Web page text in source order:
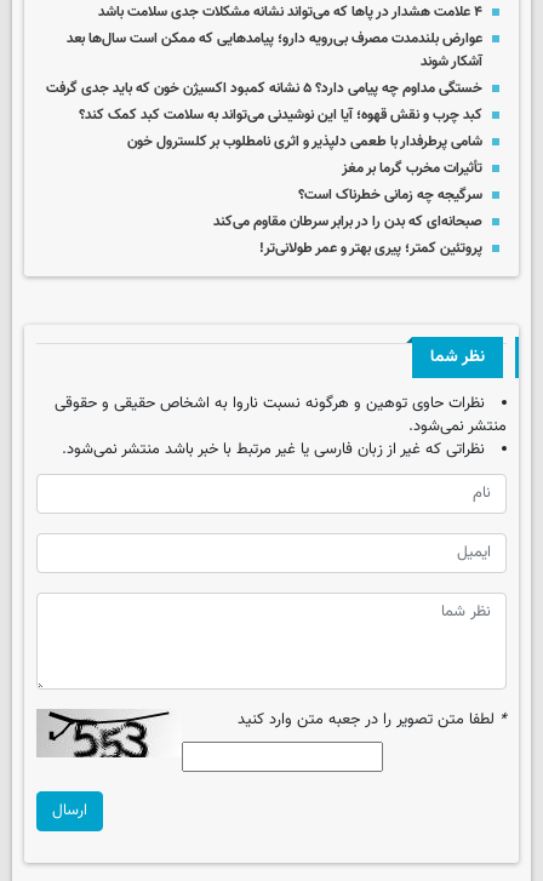
۴ علامت هشدار در پاها که می‌تواند نشانه مشکلات جدی سلامت باشد
عوارض بلندمدت مصرف بی‌رویه دارو؛ پیامدهایی که ممکن است سال‌ها بعد
آشکار شوند
خستگی مداوم چه پیامی دارد؟ ۵ نشانه کمبود اکسیژن خون که باید جدی گرفت
کبد چرب و نقش قهوه؛ آیا این نوشیدنی می‌تواند به سلامت کبد کمک کند؟
شامی پرطرفدار با طعمی دلپذیر و اثری نامطلوب بر کلسترول خون
تأثیرات مخرب گرما بر مغز
سرگیجه چه زمانی خطرناک است؟
صبحانه‌ای که بدن‌ را در برابر سرطان مقاوم‌ می‌کند
پروتئین کمتر؛ پیری بهتر و عمر طولانی‌تر!
نظر شما
نظرات حاوی توهین و هرگونه نسبت ناروا به اشخاص حقیقی و حقوقی
منتشر نمی‌شود.
نظراتی که غیر از زبان فارسی یا غیر مرتبط با خبر باشد منتشر نمی‌شود.
* لطفا متن تصویر را در جعبه متن وارد کنید
ارسال